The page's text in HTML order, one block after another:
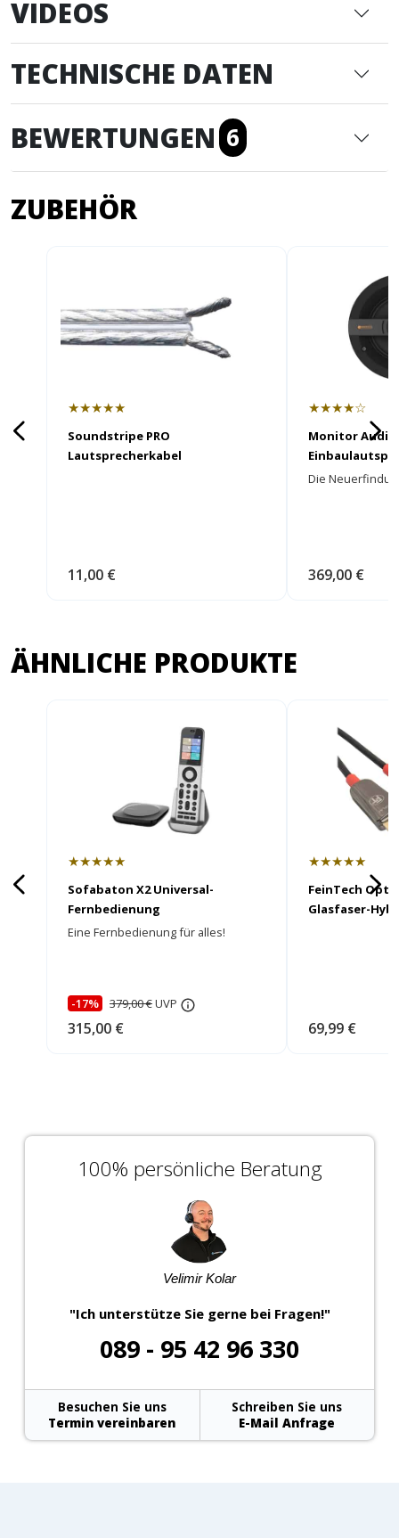
VIDEOS
TECHNISCHE DATEN
BEWERTUNGEN 6
ZUBEHÖR
★★★★★
Soundstripe PRO
Lautsprecherkabel
11,00 €
★★★★☆
Monitor Audio
Die
369,00 €
ÄHNLICHE PRODUKTE
★★★★★
Sofabaton X2 Universal-
Fernbedienung
Eine Fernbedienung für alles!
-17% 379,00 €UVP
315,00 €
★★★★★
FeinTech
Glasfaser-
69,99 €
100% persönliche Beratung
Velimir Kolar
"Ich unterstütze Sie gerne bei Fragen!"
089 - 95 42 96 330
Besuchen Sie uns
Termin vereinbaren
Schreiben Sie uns
E-Mail Anfrage